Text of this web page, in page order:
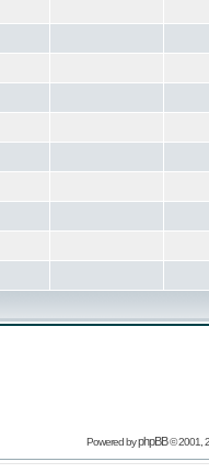
Powered byphpBB© 2001,